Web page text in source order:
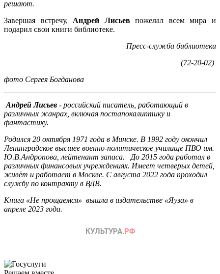
решают.
Завершая встречу, Андрей Лисьевпожелал всем мира и
подарил свои книги библиотеке.
Пресс-служба библиотеки
(72-20-02)
фото Сергея Богданова
Андрей Лисьев - российский писатель, работающий в
различных жанрах, включая постапокалиптику и
фантастику.
Родился 20 октября 1971 года в Минске. В 1992 году окончил
Ленинградское высшее военно-политическое училище ПВО им.
Ю.В.Андропова, лейтенант запаса. До 2015 года работал в
различных финансовых учреждениях. Имеет четверых детей,
живёт и работает в Москве. С августа 2022 года проходил
службу по контракту в ВДВ.
Книга «Не прощаемся» вышла в издательстве «Яуза» в
апреле 2023 года.